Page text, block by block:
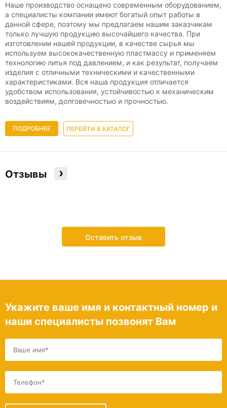
Наше производство оснащено современным оборудованием,
а специалисты компании имеют богатый опыт работы в
данной сфере, поэтому мы предлагаем нашим заказчикам
только лучшую продукцию высочайшего качества. При
изготовлении нашей продукции, в качестве сырья мы
используем высококачественную пластмассу и применяем
технологию литья под давлением, и как результат, получаем
изделия с отличными техническими и качественными
характеристиками. Вся наша продукция отличается
удобством использования, устойчивостью к механическим
воздействиям, долговечностью и прочностью.
ПОДРОБНЕЕ ПЕРЕЙТИ В КАТАЛОГ
Отзывы ›
Оставить отзыв
Укажите ваше имя и контактный номер и
наши специалисты позвонят Вам